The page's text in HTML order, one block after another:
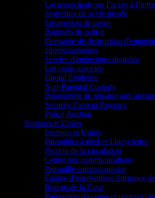
Loi municipale sur l’accès à
protection de la vie privée
Suspension de casier
Rapports de police
Demande de destruction
photographiques
Service d'empreintes digitales
Les coûts associés
Digital Evidence
Non-Parental Custody
Programme de réponse aux
Security Camera Registry
Police Auction
Sections et Unités
Sections et Unités
Patrouilles à pied et à bicyclettes
Section de la circulation
Centre des communications
Patrouille communautaire
Équipe d'intervention d'urgence
Bureau de la Cour
Prévention du crime et